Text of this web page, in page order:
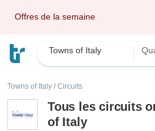
Offres de la semaine
Towns of Italy
Towns of Italy / Circuits
Tous les circuits
of Italy